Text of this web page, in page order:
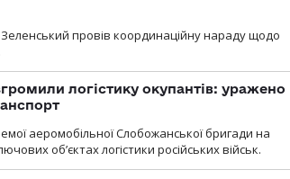
провів координаційну нараду щодо
логістику окупантів: уражено
аеромобільної Слобожанської бригади на
об’єктах логістики російських військ.